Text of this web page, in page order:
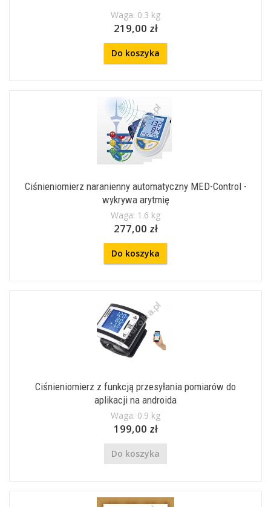
Waga: 0.3 kg
219,00 zł
Do koszyka
Ciśnieniomierz naranienny automatyczny MED-Control -
wykrywa arytmię
Waga: 1.6 kg
277,00 zł
Do koszyka
Ciśnieniomierz z funkcją przesyłania pomiarów do
aplikacji na androida
Waga: 0.9 kg
199,00 zł
Do koszyka